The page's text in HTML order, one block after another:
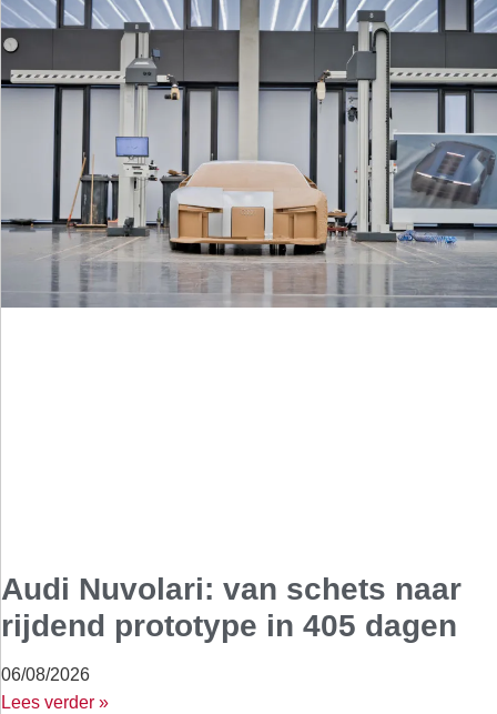
Audi Nuvolari: van schets naar
rijdend prototype in 405 dagen
06/08/2026
Lees verder »